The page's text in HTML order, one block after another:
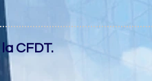
CFDT.